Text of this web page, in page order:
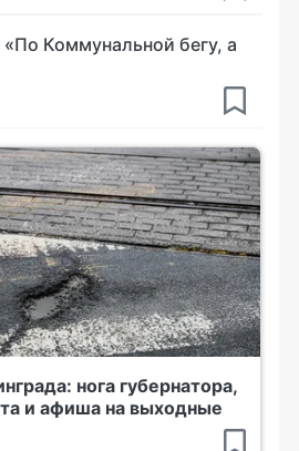
Коммунальной бегу, а
нога губернатора,
и афиша на выходные